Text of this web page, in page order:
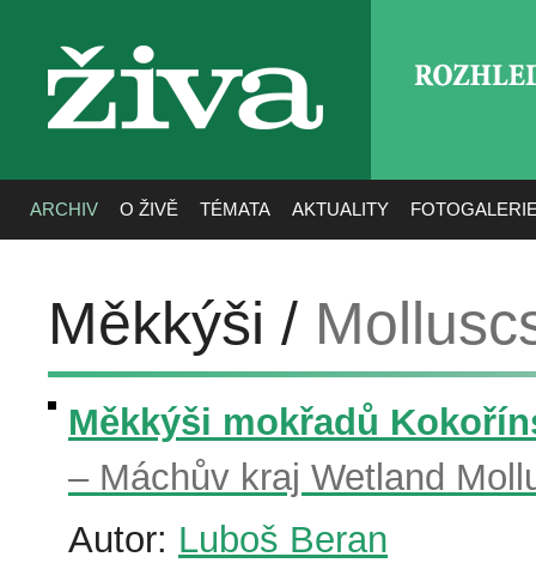
živa
ARCHIV O ŽIVĚ TÉMATA AKTUALITY
Měkkýši /
Měkkýši mokřadů
– Máchův kraj Wetland
Autor: Luboš Beran